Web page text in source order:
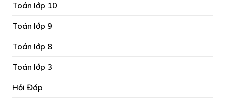
Toán lớp 10
Toán lớp 9
Toán lớp 8
Toán lớp 3
Hỏi Đáp